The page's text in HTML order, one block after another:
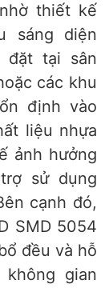
thiết kế
sáng diện
đặt tại sân
các khu
định vào
liệu nhựa
ảnh hưởng
sử dụng
cạnh đó,
SMD 5054
đều và hỗ
gian